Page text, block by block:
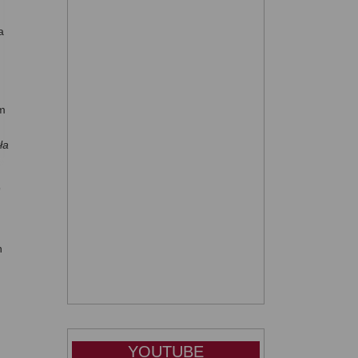
YOUTUBE